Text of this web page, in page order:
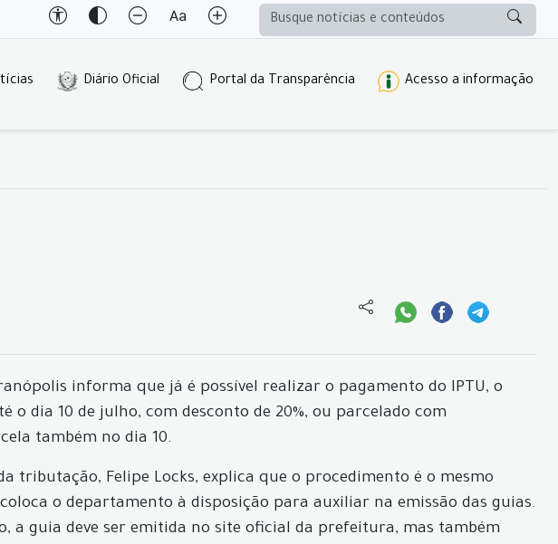
Diário Oficial Portal da Transparência Acesso a informação
informa que já é possível realizar o pagamento do IPTU, o
o dia 10 de julho, com desconto de 20%, ou parcelado com
também no dia 10.
tributação, Felipe Locks, explica que o procedimento é o mesmo
o departamento à disposição para auxiliar na emissão das guias.
a guia deve ser emitida no site oficial da prefeitura, mas também